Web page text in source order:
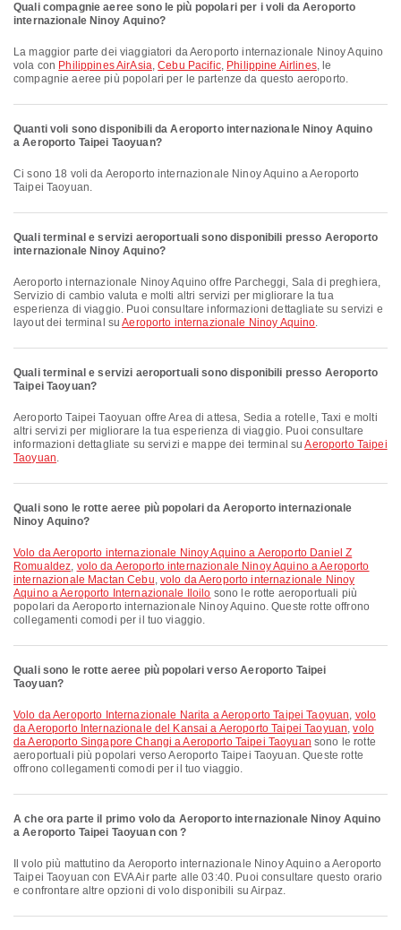
Quali compagnie aeree sono le più popolari per i voli da Aeroporto
internazionale Ninoy Aquino?
La maggior parte dei viaggiatori da Aeroporto internazionale Ninoy Aquino
vola con Philippines AirAsia,Cebu Pacific, Philippine Airlines, le
compagnie aeree più popolari per le partenze da questo aeroporto.
Quanti voli sono disponibili da Aeroporto internazionale Ninoy Aquino
a Aeroporto Taipei Taoyuan?
Ci sono 18 voli da Aeroporto internazionale Ninoy Aquino a Aeroporto
Taipei Taoyuan.
Quali terminal e servizi aeroportuali sono disponibili presso Aeroporto
internazionale Ninoy Aquino?
Aeroporto internazionale Ninoy Aquino offre Parcheggi, Sala di preghiera,
Servizio di cambio valuta e molti altri servizi per migliorare la tua
esperienza di viaggio. Puoi consultare informazioni dettagliate su servizi e
layout dei terminal suAeroporto internazionale Ninoy Aquino.
Quali terminal e servizi aeroportuali sono disponibili presso Aeroporto
Taipei Taoyuan?
Aeroporto Taipei Taoyuan offre Area di attesa, Sedia a rotelle, Taxi e molti
altri servizi per migliorare la tua esperienza di viaggio. Puoi consultare
informazioni dettagliate su servizi e mappe dei terminal suAeroporto Taipei
Taoyuan.
Quali sono le rotte aeree più popolari da Aeroporto internazionale
Ninoy Aquino?
volo da Aeroporto internazionale Ninoy Aquino a Aeroporto Daniel Z
Romualdez, volo da Aeroporto internazionale Ninoy Aquino a Aeroporto
internazionale Mactan Cebu, volo da Aeroporto internazionale Ninoy
Aquino a Aeroporto Internazionale Iloilo sono le rotte aeroportuali più
popolari da Aeroporto internazionale Ninoy Aquino. Queste rotte offrono
collegamenti comodi per il tuo viaggio.
Quali sono le rotte aeree più popolari verso Aeroporto Taipei
Taoyuan?
volo da Aeroporto Internazionale Narita a Aeroporto Taipei Taoyuan, volo
da Aeroporto Internazionale del Kansai a Aeroporto Taipei Taoyuan,volo
da Aeroporto Singapore Changi a Aeroporto Taipei Taoyuan sono le rotte
aeroportuali più popolari verso Aeroporto Taipei Taoyuan. Queste rotte
offrono collegamenti comodi per il tuo viaggio.
A che ora parte il primo volo da Aeroporto internazionale Ninoy Aquino
a Aeroporto Taipei Taoyuan con ?
Taipei Taoyuan con EVA Air parte alle 03:40. Puoi consultare questo orario
e confrontare altre opzioni di volo disponibili su Airpaz.